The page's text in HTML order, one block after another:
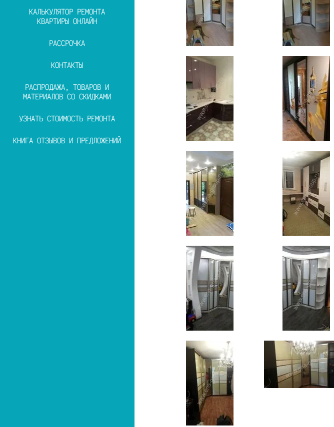
КАЛЬКУЛЯТОР РЕМОНТА
КВАРТИРЫ ОНЛАЙН
РАССРОЧКА
КОНТАКТЫ
РАСПРОДАЖА, ТОВАРОВ И
МАТЕРИАЛОВ СО СКИДКАМИ
УЗНАТЬ СТОИМОСТЬ РЕМОНТА
КНИГА ОТЗЫВОВ И ПРЕДЛОЖЕНИЙ